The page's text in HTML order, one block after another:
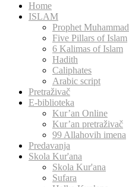
Home
ISLAM
Prophet Muhammad
Five Pillars of Islam
6 Kalimas of Islam
Hadith
Caliphates
Arabic script
Pretraživač
E-biblioteka
Kur’an Online
Kur’an pretraživač
99 Allahovih imena
Predavanja
Skola Kur'ana
Skola Kur'ana
Sufara